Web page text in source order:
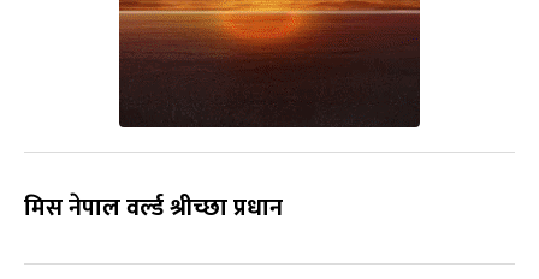
मिस नेपाल वर्ल्ड श्रीच्छा प्रधान